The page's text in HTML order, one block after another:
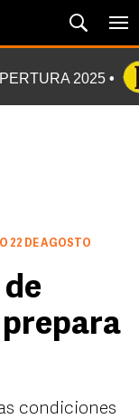
2025
22 DE AGOSTO
condiciones